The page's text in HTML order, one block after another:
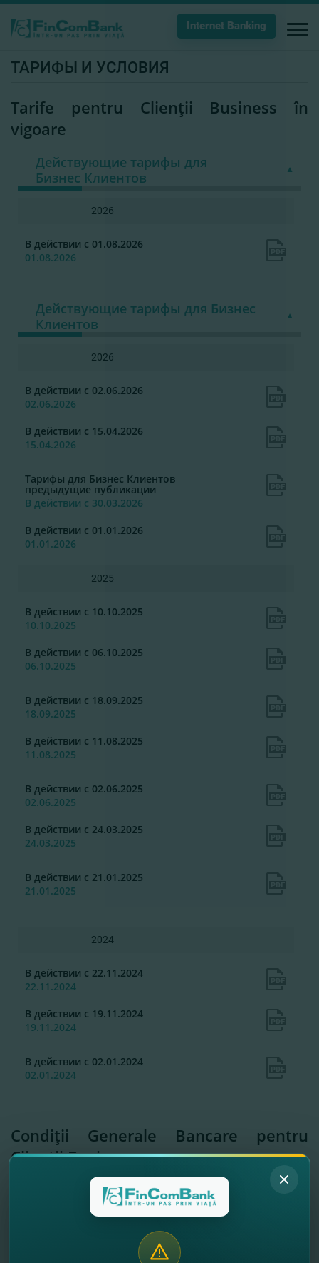
Internet Banking
ТАРИФЫ И УСЛОВИЯ
Tarife pentru Clienţii Business în
vigoare
Действующие тарифы для
Бизнес Клиентов
2026
В действии с 01.08.2026
01.08.2026
Действующие тарифы для Бизнес
Клиентов
2026
В действии с 02.06.2026
02.06.2026
В действии с 15.04.2026
15.04.2026
Тарифы для Бизнес Клиентов
предыдущие публикации
В действии с 30.03.2026
В действии с 01.01.2026
01.01.2026
2025
В действии с 10.10.2025
10.10.2025
В действии с 06.10.2025
06.10.2025
В действии с 18.09.2025
18.09.2025
В действии с 11.08.2025
11.08.2025
В действии с 02.06.2025
02.06.2025
В действии с 24.03.2025
24.03.2025
В действии с 21.01.2025
21.01.2025
2024
В действии с 22.11.2024
22.11.2024
В действии с 19.11.2024
19.11.2024
В действии с 02.01.2024
02.01.2024
Condiţii Generale Bancare pentru
Clienţii Business
Общие Условия Банковского
Обслуживания для Бизнес Клиентов